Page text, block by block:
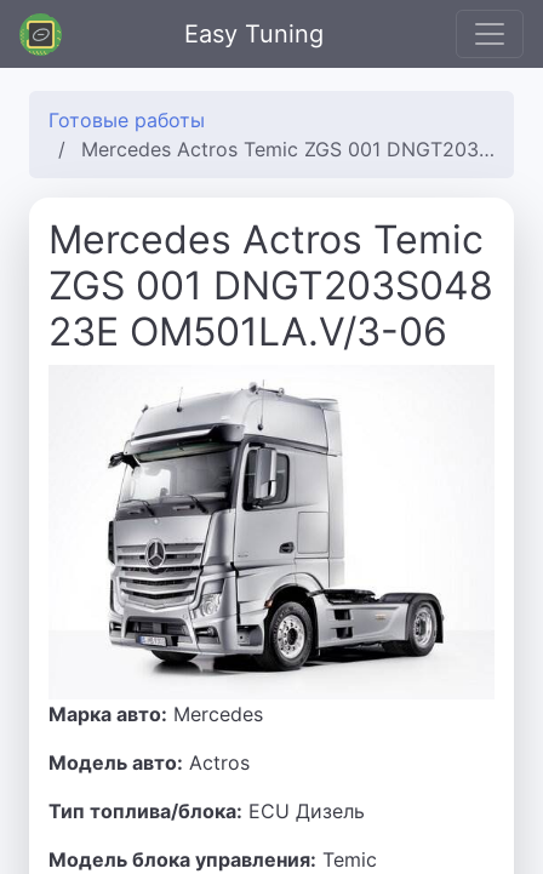
Easy Tuning
Готовые работы
Mercedes Actros Temic ZGS 001 DNGT203S048 23E OM501LA.V/3-06
Mercedes Actros Temic
ZGS 001 DNGT203S048
23E OM501LA.V/3-06
Марка авто: Mercedes
Модель авто: Actros
Тип топлива/блока: ECU Дизель
Модель блока управления: Temic